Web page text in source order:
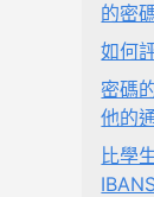
的密
如何
密碼
他的
比學